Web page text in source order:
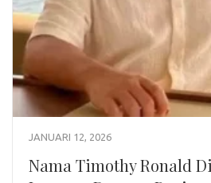
JANUARI 12, 2026
Nama Timothy Ronald